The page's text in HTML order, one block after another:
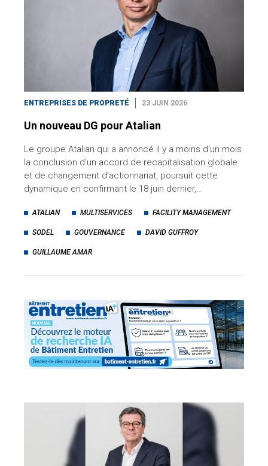
ENTREPRISES DE PROPRETÉ 23 JUIN 2026
Un nouveau DG pour Atalian
Le groupe Atalian qui a annoncé il y a moins d’un mois
la conclusion d’un accord de recapitalisation globale
et de changement d’actionnariat, poursuit cette
dynamique en confirmant le 18 juin dernier,…
ATALIAN MULTISERVICES FACILITY MANAGEMENT
SODEL GOUVERNANCE DAVID GUFFROY
GUILLAUME AMAR